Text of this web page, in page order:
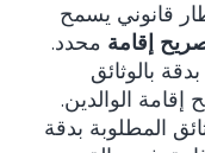
قانوني يسمح
إقامة محدد.
بالوثائق
الوالدين.
المطلوبة بدقة